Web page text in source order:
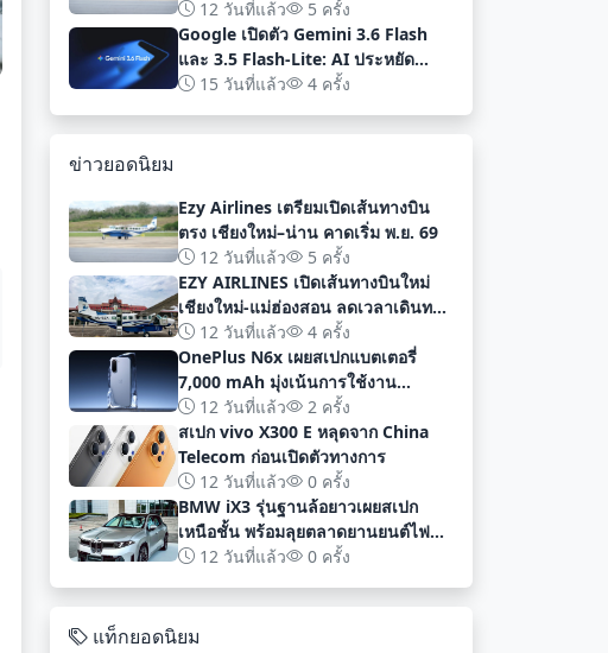
12 วันที่แล้ว
5 ครั้ง
Google เปิดตัว Gemini 3.6 Flash
และ 3.5 Flash-Lite: AI ประหยัด
ต้นทุน ประสิทธิภาพสูง สำหรับนัก
15 วันที่แล้ว 4 ครั้ง
ข่าวยอดนิยม
Ezy Airlines เตรียมเปิดเส้นทางบิน
ตรง เชียงใหม่–น่าน คาดเริ่ม พ.ย. 69
12 วันที่แล้ว
5 ครั้ง
EZY AIRLINES เปิดเส้นทางบินใหม่
เชียงใหม่-แม่ฮ่องสอน ลดเวลาเดินทาง
เหลือเพียง 40 นาที
12 วันที่แล้ว
4 ครั้ง
OnePlus N6x เผยสเปกแบตเตอรี่
7,000 mAh มุ่งเน้นการใช้งาน
ยาวนานก่อนเปิดตัวอย่างเป็นทางการ
12 วันที่แล้ว
2 ครั้ง
สเปก vivo X300 E หลุดจาก China
Telecom ก่อนเปิดตัวทางการ
12 วันที่แล้ว
0 ครั้ง
BMW iX3 รุ่นฐานล้อยาวเผยสเปก
เหนือชั้น พร้อมลุยตลาดยานยนต์ไฟฟ้า
จีนด้วยระยะทาง 919 กม
12 วันที่แล้ว 0 ครั้ง
แท็กยอดนิยม